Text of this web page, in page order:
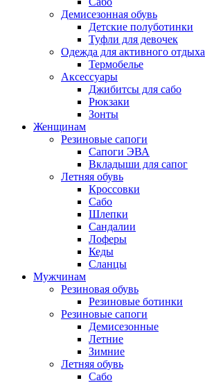
Демисезонная обувь
Детские полуботинки
Туфли для девочек
Одежда для активного отдыха
Термобелье
Аксессуары
Джибитсы для сабо
Рюкзаки
Зонты
Женщинам
Резиновые сапоги
Cапоги ЭВА
Вкладыши для сапог
Летняя обувь
Кроссовки
Сабо
Шлепки
Сандалии
Лоферы
Кеды
Сланцы
Мужчинам
Резиновая обувь
Резиновые ботинки
Резиновые сапоги
Демисезонные
Летние
Зимние
Летняя обувь
Сабо